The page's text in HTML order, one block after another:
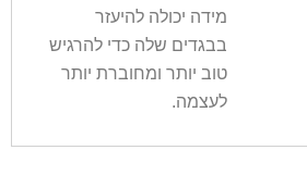
מידה יכולה להיעזר
בבגדים שלה כדי להרגיש
טוב יותר ומחוברת יותר
לעצמה.